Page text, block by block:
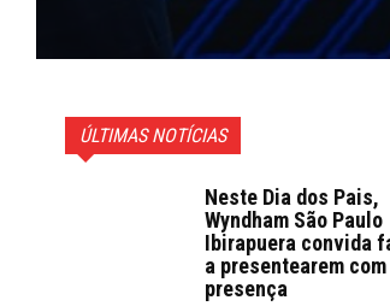
ÚLTIMAS NOTÍCIAS
Neste Dia dos Pais,
Wyndham São Paulo
Ibirapuera convida
a presentearem com
presença